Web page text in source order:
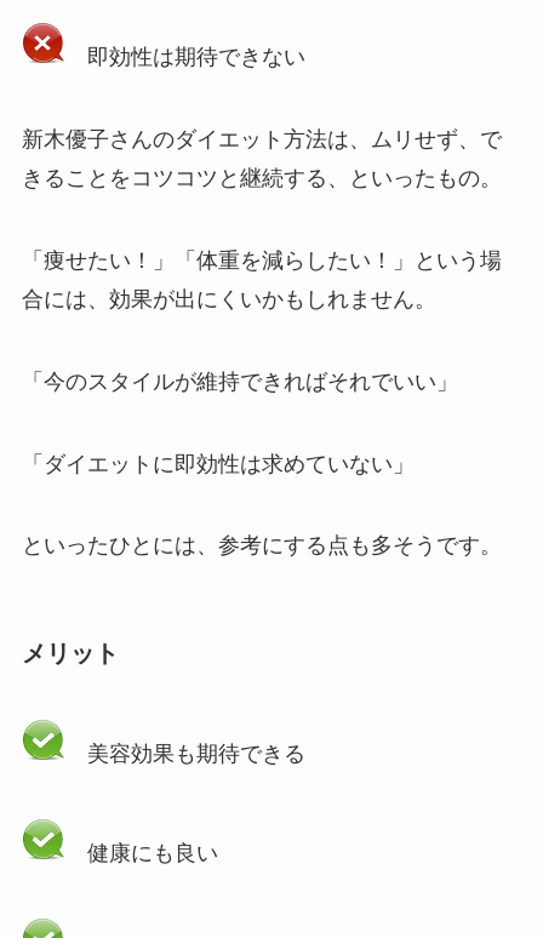
即効性は期待できない
新木優子さんのダイエット方法は、ムリせず、で
きることをコツコツと継続する、といったもの。
「痩せたい！」「体重を減らしたい！」という場
合には、効果が出にくいかもしれません。
「今のスタイルが維持できればそれでいい」
「ダイエットに即効性は求めていない」
といったひとには、参考にする点も多そうです。
メリット
美容効果も期待できる
健康にも良い